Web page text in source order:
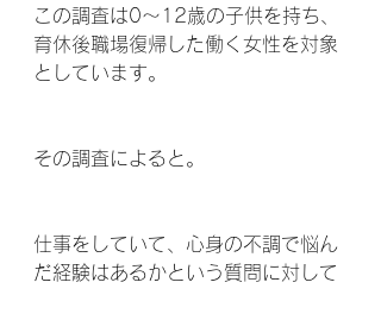
この調査は0～12歳の子供を持ち、
育休後職場復帰した働く女性を対象
としています。
その調査によると。
仕事をしていて、心身の不調で悩ん
だ経験はあるかという質問に対して